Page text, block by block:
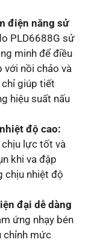
điện năng sử
PLD6688G sử
minh để điều
với nồi chảo và
chỉ giúp tiết
hiệu suất nấu
độ cao:
lực tốt và
khi va đập
chịu nhiệt độ
đại dễ dàng
ứng nhạy bén
chỉnh mức